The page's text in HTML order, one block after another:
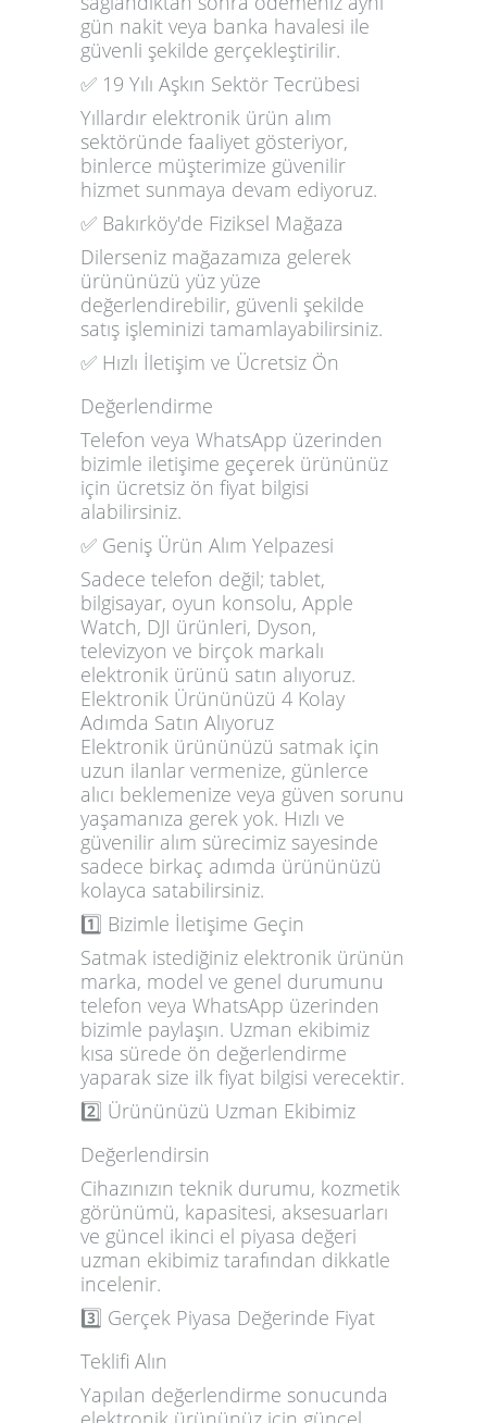
gün nakit veya banka havalesi ile
güvenli şekilde gerçekleştirilir.
✅ 19 Yılı Aşkın Sektör Tecrübesi
Yıllardır elektronik ürün alım
sektöründe faaliyet gösteriyor,
binlerce müşterimize güvenilir
hizmet sunmaya devam ediyoruz.
✅ Bakırköy'de Fiziksel Mağaza
Dilerseniz mağazamıza gelerek
ürününüzü yüz yüze
değerlendirebilir, güvenli şekilde
satış işleminizi tamamlayabilirsiniz.
✅ Hızlı İletişim ve Ücretsiz Ön
Değerlendirme
Telefon veya WhatsApp üzerinden
bizimle iletişime geçerek ürününüz
için ücretsiz ön fiyat bilgisi
alabilirsiniz.
✅ Geniş Ürün Alım Yelpazesi
Sadece telefon değil; tablet,
bilgisayar, oyun konsolu, Apple
Watch, DJI ürünleri, Dyson,
televizyon ve birçok markalı
elektronik ürünü satın alıyoruz.
Elektronik Ürününüzü 4 Kolay
Adımda Satın Alıyoruz
Elektronik ürününüzü satmak için
uzun ilanlar vermenize, günlerce
alıcı beklemenize veya güven sorunu
yaşamanıza gerek yok. Hızlı ve
güvenilir alım sürecimiz sayesinde
sadece birkaç adımda ürününüzü
kolayca satabilirsiniz.
1️⃣ Bizimle İletişime Geçin
Satmak istediğiniz elektronik ürünün
marka, model ve genel durumunu
telefon veya WhatsApp üzerinden
bizimle paylaşın. Uzman ekibimiz
kısa sürede ön değerlendirme
yaparak size ilk fiyat bilgisi verecektir.
2️⃣ Ürününüzü Uzman Ekibimiz
Değerlendirsin
Cihazınızın teknik durumu, kozmetik
görünümü, kapasitesi, aksesuarları
ve güncel ikinci el piyasa değeri
uzman ekibimiz tarafından dikkatle
incelenir.
3️⃣ Gerçek Piyasa Değerinde Fiyat
Teklifi Alın
Yapılan değerlendirme sonucunda